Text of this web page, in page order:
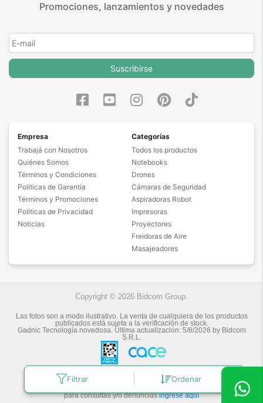
Filtrar Ordenar
Promociones, lanzamientos y novedades
Suscribirse
Empresa
Trabajá con Nosotros
Quiénes Somos
Términos y Condiciones
Políticas de Garantía
Términos y Promociones
Políticas de Privacidad
Noticias
Categorías
Todos los productos
Notebooks
Drones
Cámaras de Seguridad
Aspiradoras Robot
Impresoras
Proyectores
Freidoras de Aire
Masajeadores
Copyright © 2026 Bidcom Group.
Las fotos son a modo ilustrativo. La venta de cualquiera de los productos
publicados está sujeta a la verificación de stock.
Gadnic Tecnología novedosa.Última actualización: 5/8/2026 by Bidcom
S.R.L.
Botón de arrepentimiento
para consultas y/o denunciasingrese aquí